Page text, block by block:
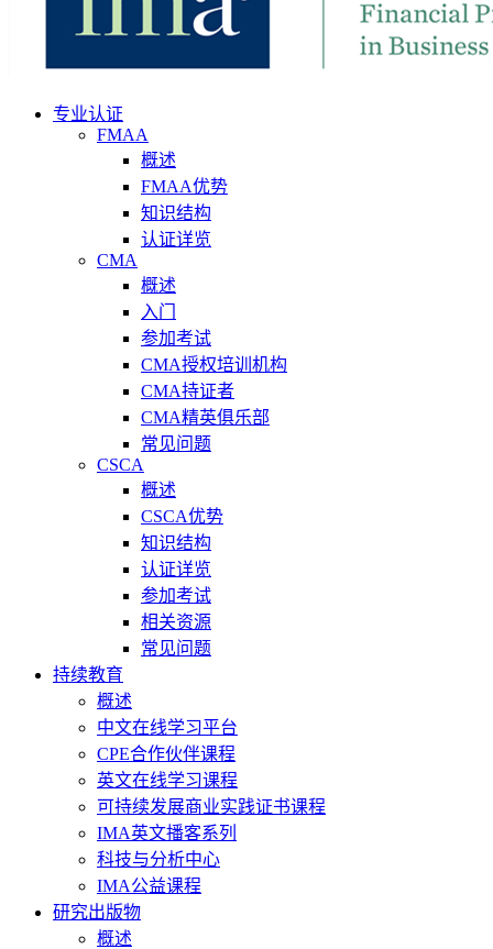
专业认证
FMAA
概述
FMAA优势
知识结构
认证详览
CMA
概述
入门
参加考试
CMA授权培训机构
CMA持证者
CMA精英俱乐部
常见问题
CSCA
概述
CSCA优势
知识结构
认证详览
参加考试
相关资源
常见问题
持续教育
概述
中文在线学习平台
CPE合作伙伴课程
英文在线学习课程
可持续发展商业实践证书课程
IMA英文播客系列
科技与分析中心
IMA公益课程
研究出版物
概述